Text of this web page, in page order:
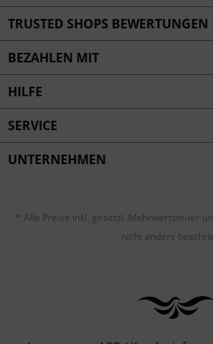
TRUSTED SHOPS BEWERTUNGEN
BEZAHLEN MIT
HILFE
SERVICE
UNTERNEHMEN
* Alle Preise inkl. gesetzl. Mehrwertsteuer
nicht anders